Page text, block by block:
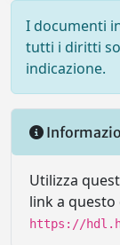
I documenti
tutti i diritti
indicazione.
Utilizza
link a
https://